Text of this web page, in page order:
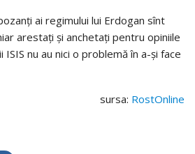
ai regimului lui Erdogan sînt
arestați și anchetați pentru opiniile
nu au nici o problemă în a-și face
sursa: RostOnline